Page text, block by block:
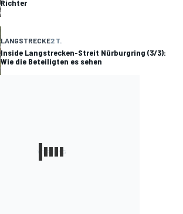
Richter
LANGSTRECKE2 T.
Inside Langstrecken-Streit Nürburgring (3/3):
Wie die Beteiligten es sehen